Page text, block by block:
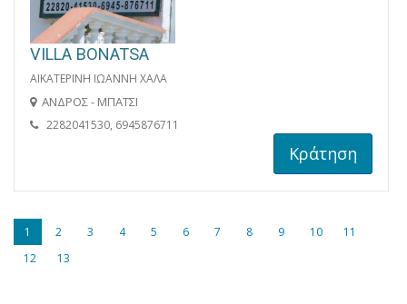
VILLA BONATSA
ΑΙΚΑΤΕΡΙΝΗ ΙΩΑΝΝΗ ΧΑΛΑ
ΑΝΔΡΟΣ - ΜΠΑΤΣΙ
2282041530, 6945876711
Κράτηση
1 2 3 4 5 6 7 8 9 10
11
12
13